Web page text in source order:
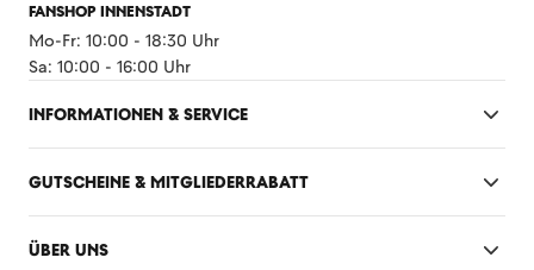
FANSHOP INNENSTADT
Mo-Fr: 10:00 - 18:30 Uhr
Sa: 10:00 - 16:00 Uhr
INFORMATIONEN & SERVICE
GUTSCHEINE & MITGLIEDERRABATT
ÜBER UNS